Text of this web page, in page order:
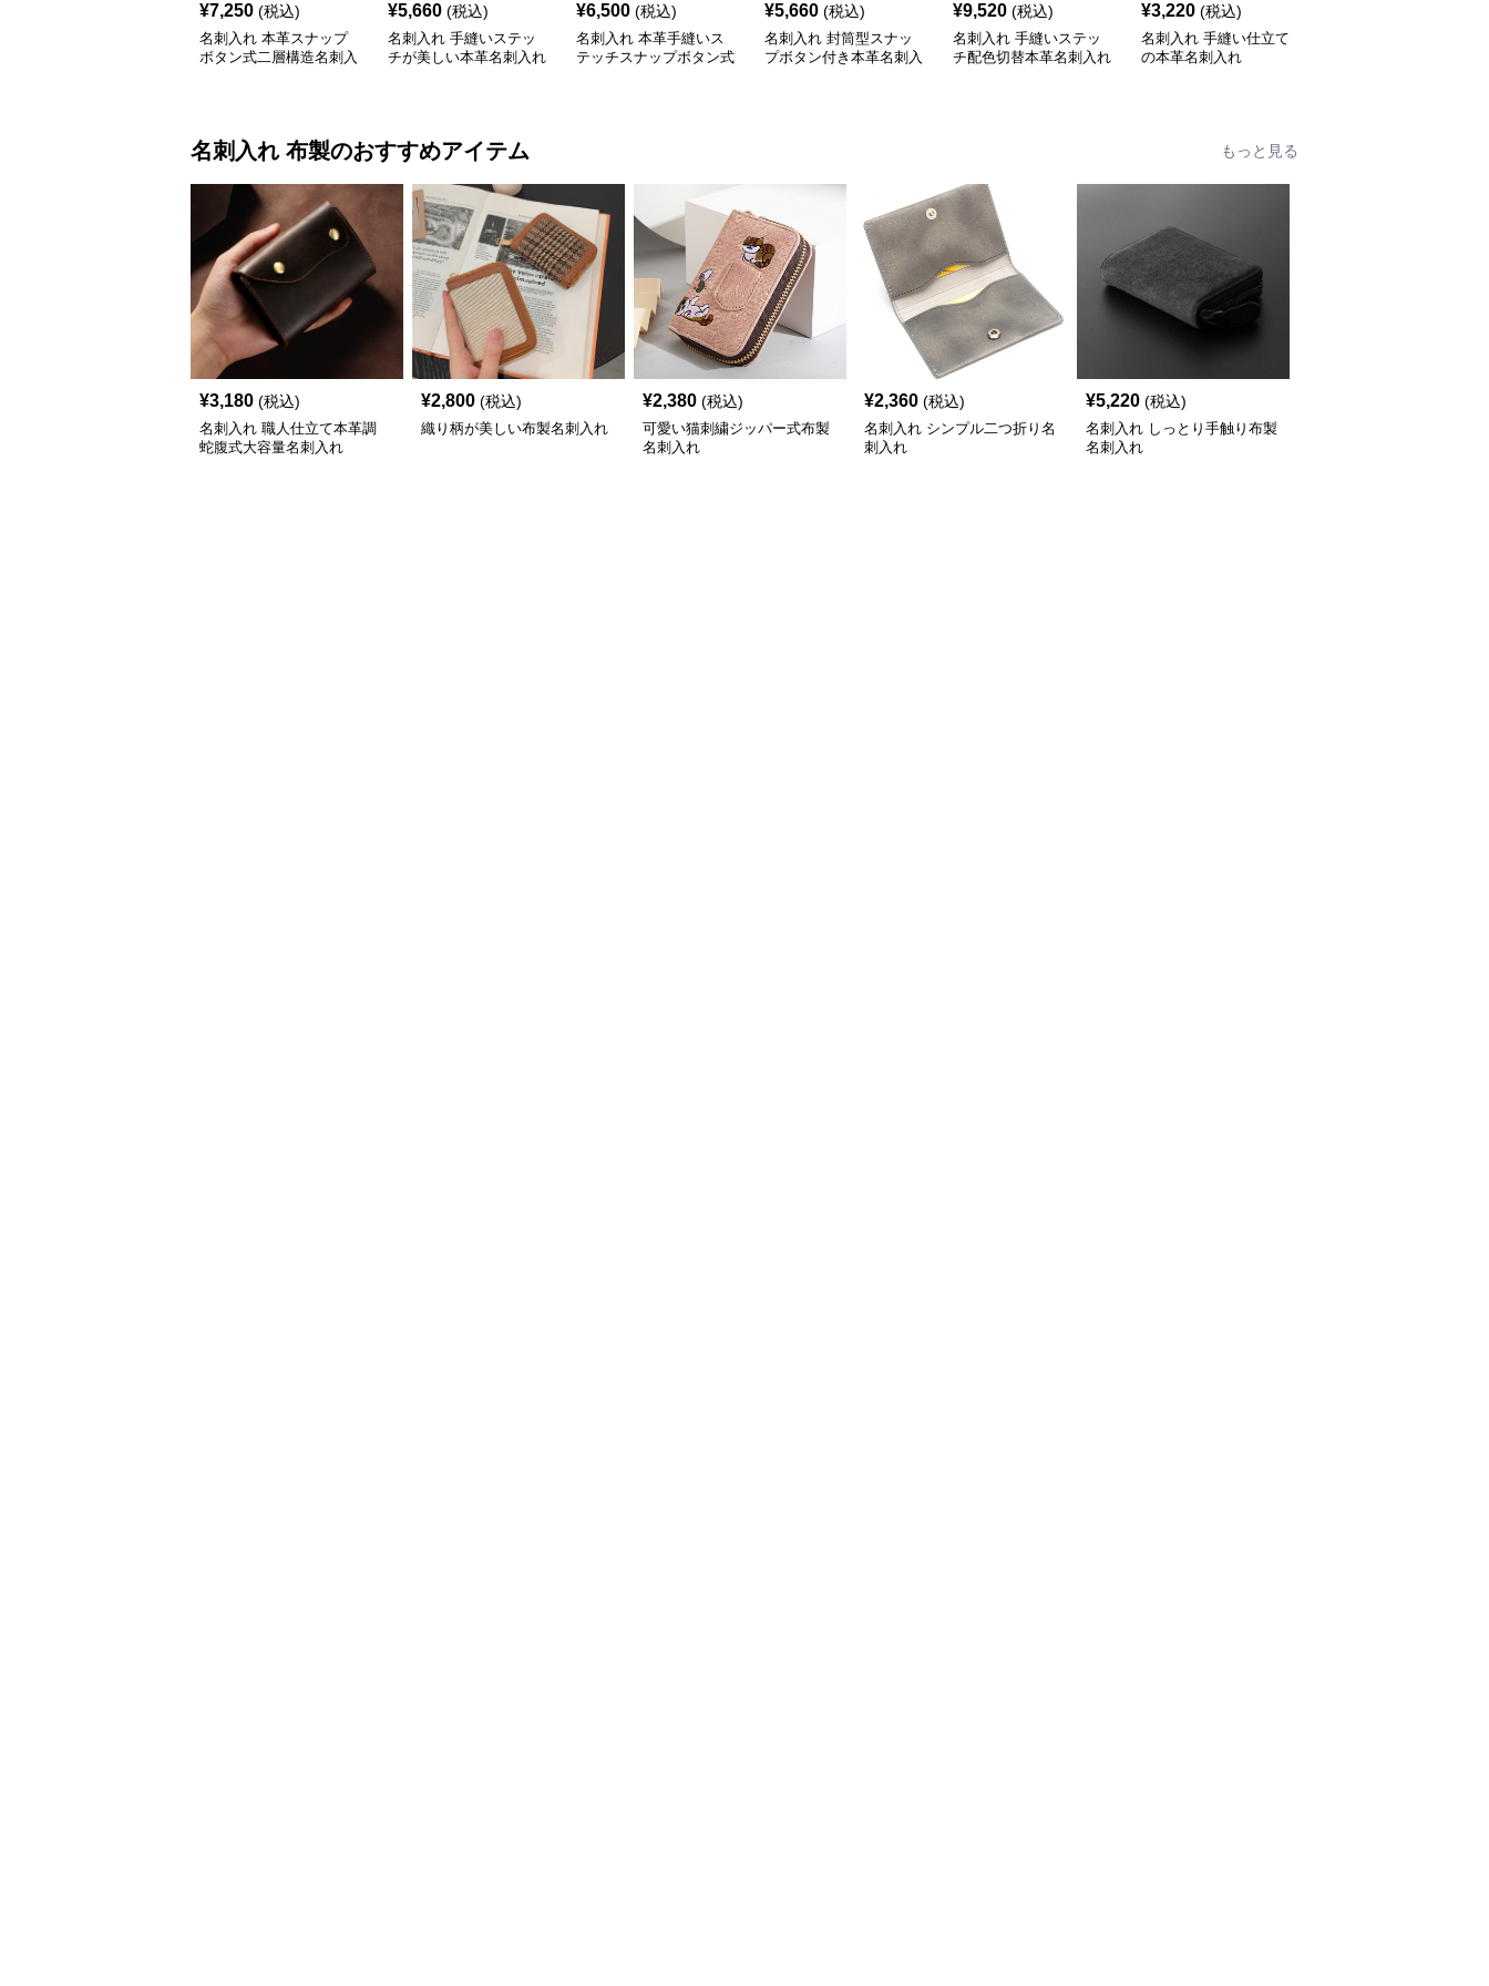
¥7,250 (税込)
名刺入れ 本革スナップ
ボタン式二層構造名刺入
¥5,660 (税込)
名刺入れ 手縫いステッ
チが美しい本革名刺入れ
¥6,500 (税込)
名刺入れ 本革手縫いス
テッチスナップボタン式
¥5,660 (税込)
名刺入れ 封筒型スナッ
プボタン付き本革名刺入
¥9,520 (税込)
名刺入れ 手縫いステッ
チ配色切替本革名刺入れ
¥3,220 (税込)
名刺入れ 手縫い仕立て
の本革名刺入れ
名刺入れ 布製のおすすめアイテム もっと見る
¥3,180 (税込)
名刺入れ 職人仕立て本革調
蛇腹式大容量名刺入れ
¥2,800 (税込)
織り柄が美しい布製名刺入れ
¥2,380 (税込)
可愛い猫刺繍ジッパー式布製
名刺入れ
¥2,360 (税込)
名刺入れ シンプル二つ折り名
刺入れ
¥5,220 (税込)
名刺入れ しっとり手触り布製
名刺入れ